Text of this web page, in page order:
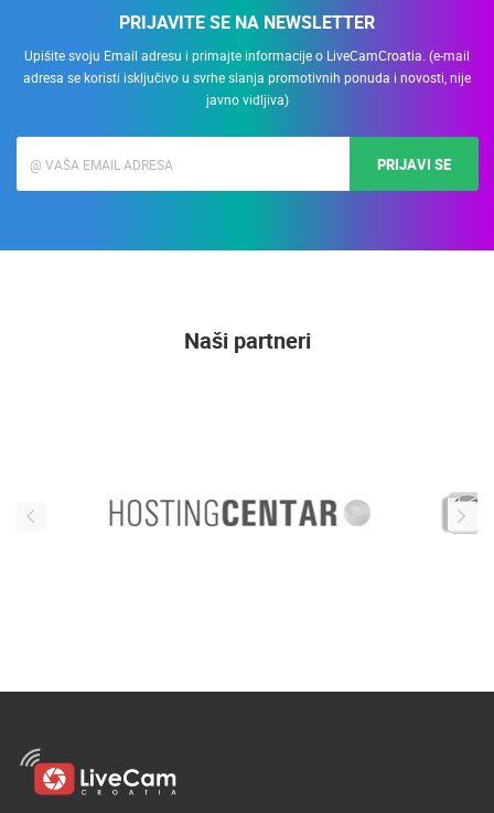
PRIJAVITE SE NA NEWSLETTER
Upišite svoju Email adresu i primajte informacije o LiveCamCroatia. (e-mail
adresa se koristi isključivo u svrhe slanja promotivnih ponuda i novosti, nije
javno vidljiva)
PRIJAVI SE
Naši partneri